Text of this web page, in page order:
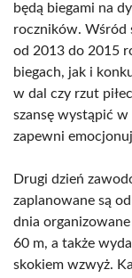
będą biegami na
roczników. Wśród
od 2013 do 2015
biegach, jak i
w dal czy rzut
szansę wystąpić
zapewni
Drugi dzień
zaplanowane są
dnia
60 m, a także
skokiem wzwyż.